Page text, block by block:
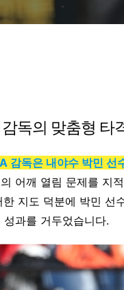
독의 맞춤형 타
감독은 내야수 박민 선
어깨 열림 문제를 지
한 지도 덕분에 박민 선
성과를 거두었습니다.